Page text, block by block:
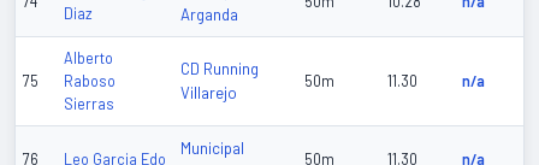
Diaz
Arganda
75
Alberto
Raboso
Sierras
CD Running
Villarejo
50m 11.30 n/a
76 Leo Garcia Edo
Municipal
50m 11.30 n/a